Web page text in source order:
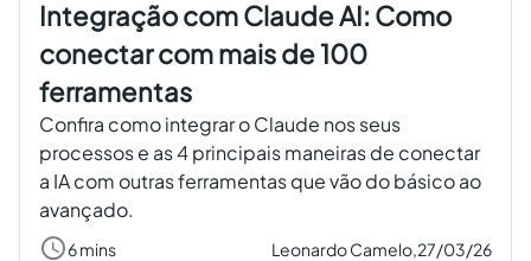
Integração com Claude AI: Como
conectar com mais de 100
ferramentas
Confira como integrar o Claude nos seus
processos e as 4 principais maneiras de conectar
a IA com outras ferramentas que vão do básico ao
avançado.
6 mins Leonardo Camelo,27/03/26